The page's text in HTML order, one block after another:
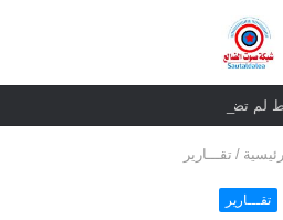
/ تقـــارير
تقـــارير